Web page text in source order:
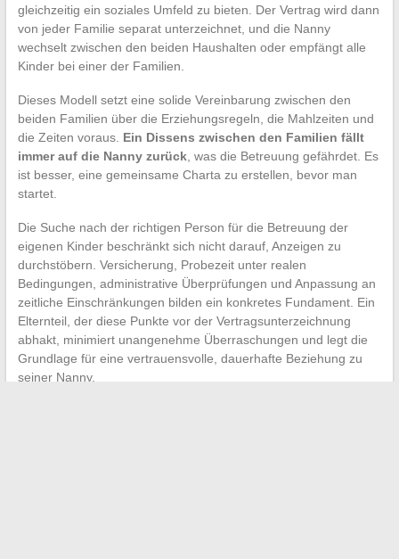
gleichzeitig ein soziales Umfeld zu bieten. Der Vertrag wird dann
von jeder Familie separat unterzeichnet, und die Nanny
wechselt zwischen den beiden Haushalten oder empfängt alle
Kinder bei einer der Familien.
Dieses Modell setzt eine solide Vereinbarung zwischen den
beiden Familien über die Erziehungsregeln, die Mahlzeiten und
die Zeiten voraus. Ein Dissens zwischen den Familien fällt
immer auf die Nanny zurück, was die Betreuung gefährdet. Es
ist besser, eine gemeinsame Charta zu erstellen, bevor man
startet.
Die Suche nach der richtigen Person für die Betreuung der
eigenen Kinder beschränkt sich nicht darauf, Anzeigen zu
durchstöbern. Versicherung, Probezeit unter realen
Bedingungen, administrative Überprüfungen und Anpassung an
zeitliche Einschränkungen bilden ein konkretes Fundament. Ein
Elternteil, der diese Punkte vor der Vertragsunterzeichnung
abhakt, minimiert unangenehme Überraschungen und legt die
Grundlage für eine vertrauensvolle, dauerhafte Beziehung zu
seiner Nanny.